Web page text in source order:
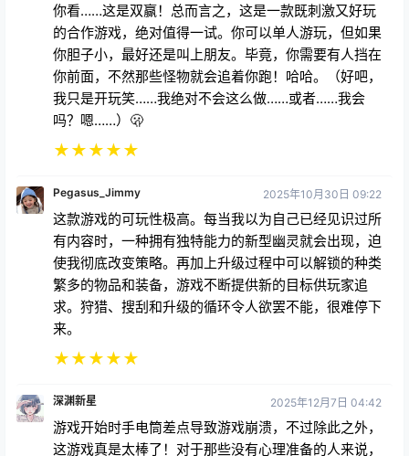
你看……这是双赢！总而言之，这是一款既刺激又好玩
的合作游戏，绝对值得一试。你可以单人游玩，但如果
你胆子小，最好还是叫上朋友。毕竟，你需要有人挡在
你前面，不然那些怪物就会追着你跑！哈哈。（好吧，
我只是开玩笑……我绝对不会这么做……或者……我会
吗？嗯……）🫢
★★★★★
Pegasus_Jimmy 2025年10月30日 09:22
这款游戏的可玩性极高。每当我以为自己已经见识过所
有内容时，一种拥有独特能力的新型幽灵就会出现，迫
使我彻底改变策略。再加上升级过程中可以解锁的种类
繁多的物品和装备，游戏不断提供新的目标供玩家追
求。狩猎、搜刮和升级的循环令人欲罢不能，很难停下
来。
★★★★★
深渊新星 2025年12月7日 04:42
游戏开始时手电筒差点导致游戏崩溃，不过除此之外，
这游戏真是太棒了！对于那些没有心理准备的人来说，